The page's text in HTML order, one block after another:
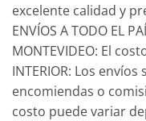
excelente calidad y
ENVÍOS A TODO EL
MONTEVIDEO: El
INTERIOR: Los
encomiendas o
costo puede variar